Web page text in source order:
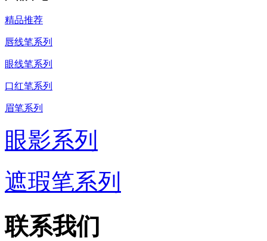
精品推荐
唇线笔系列
眼线笔系列
口红笔系列
眉笔系列
眼影系列
遮瑕笔系列
联系我们